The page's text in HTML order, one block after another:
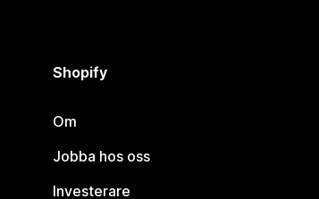
Shopify
Om
Jobba hos oss
Investerare